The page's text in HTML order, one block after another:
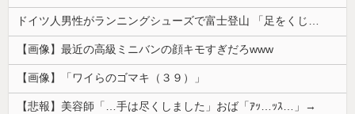
ドイツ人男性がランニングシューズで富士登山 「足をくじいて動けない」
【画像】最近の高級ミニバンの顔キモすぎだろwww
【画像】「ワイらのゴマキ（３９）」
【悲報】美容師「…手は尽くしました」おば「ｱｯ…ｯｽ…」→